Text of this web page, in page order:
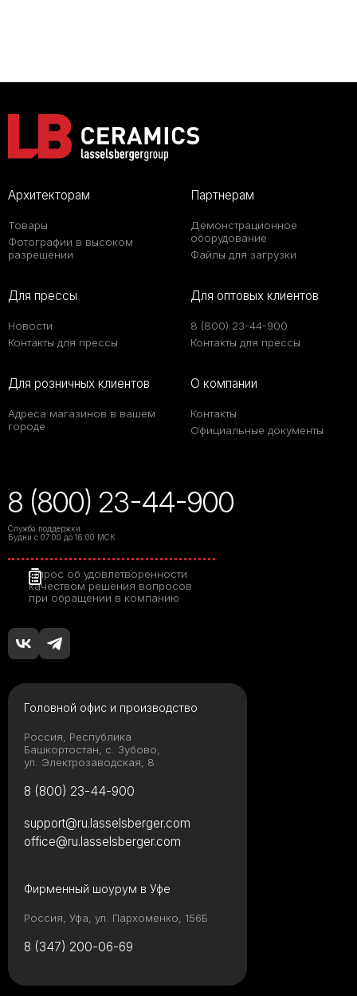
Архитекторам
Товары
Фотографии в высоком
разрешении
Партнерам
Демонстрационное
оборудование
Файлы для загрузки
Для прессы
Новости
Контакты для прессы
Для оптовых клиентов
8 (800) 23-44-900
Контакты для прессы
Для розничных клиентов
Адреса магазинов в вашем
городе
О компании
Контакты
Официальные документы
8 (800) 23-44-900
Служба поддержки
Будни с 07:00 до 16:00 МСК
Опрос об удовлетворенности
качеством решения вопросов
при обращении в компанию
Головной офис и производство
Россия, Республика
Башкортостан, с. Зубово,
ул. Электрозаводская, 8
8 (800) 23-44-900
Фирменный шоурум в Уфе
Россия, Уфа, ул. Пархоменко, 156Б
8 (347) 200-06-69
support@ru.lasselsberger.com
office@ru.lasselsberger.com